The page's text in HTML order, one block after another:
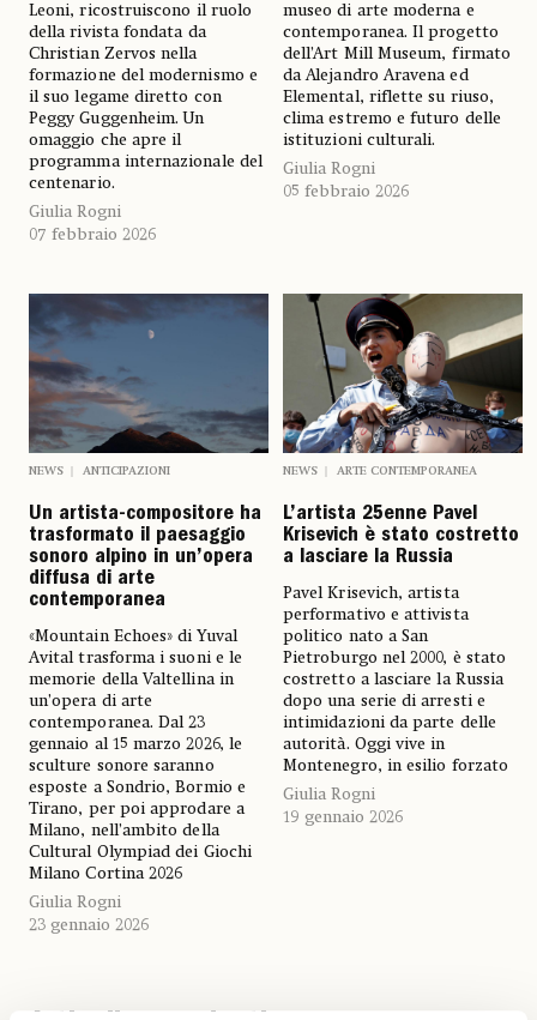
Leoni, ricostruiscono il ruolo
della rivista fondata da
Christian Zervos nella
formazione del modernismo e
il suo legame diretto con
Peggy Guggenheim. Un
omaggio che apre il
programma internazionale del
centenario.
Giulia Rogni
07 febbraio 2026
museo di arte moderna e
contemporanea. Il progetto
dell’Art Mill Museum, firmato
da Alejandro Aravena ed
Elemental, riflette su riuso,
clima estremo e futuro delle
istituzioni culturali.
Giulia Rogni
05 febbraio 2026
NEWS ANTICIPAZIONI
Un artista-compositore ha
trasformato il paesaggio
sonoro alpino in un’opera
diffusa di arte
contemporanea
«Mountain Echoes» di Yuval
Avital trasforma i suoni e le
memorie della Valtellina in
un’opera di arte
contemporanea. Dal 23
gennaio al 15 marzo 2026, le
sculture sonore saranno
esposte a Sondrio, Bormio e
Tirano, per poi approdare a
Milano, nell’ambito della
Cultural Olympiad dei Giochi
Milano Cortina 2026
Giulia Rogni
23 gennaio 2026
NEWS ARTE CONTEMPORANEA
L’artista 25enne Pavel
Krisevich è stato costretto
a lasciare la Russia
Pavel Krisevich, artista
performativo e attivista
politico nato a San
Pietroburgo nel 2000, è stato
costretto a lasciare la Russia
dopo una serie di arresti e
intimidazioni da parte delle
autorità. Oggi vive in
Montenegro, in esilio forzato
Giulia Rogni
19 gennaio 2026